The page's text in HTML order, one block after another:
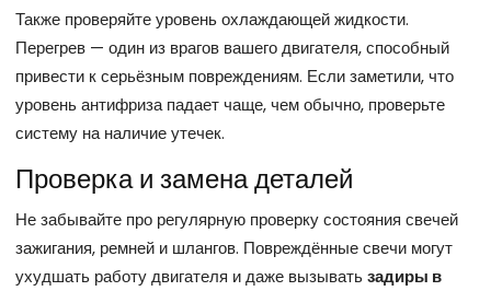
Также проверяйте уровень охлаждающей жидкости.
Перегрев — один из врагов вашего двигателя, способный
привести к серьёзным повреждениям. Если заметили, что
уровень антифриза падает чаще, чем обычно, проверьте
систему на наличие утечек.
Проверка и замена деталей
Не забывайте про регулярную проверку состояния свечей
зажигания, ремней и шлангов. Повреждённые свечи могут
ухудшать работу двигателя и даже вызыватьзадиры в